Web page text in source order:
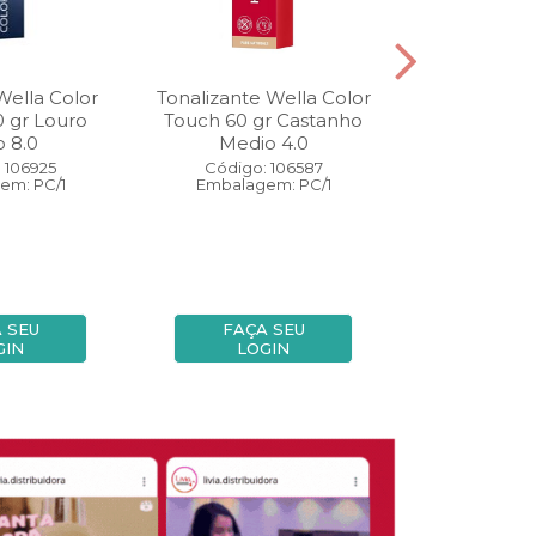
Color
gr Louro
8.0
PC/1
SEU
Tonalizante Wella Color
Touch 60 gr Castanho
Medio 4.0
Código: 106587
Embalagem: PC/1
FAÇA SEU
LOGIN